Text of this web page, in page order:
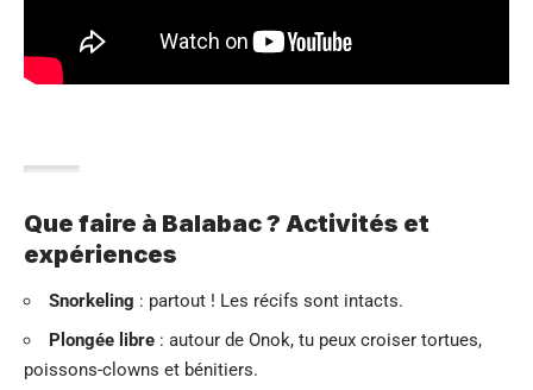
Que faire à Balabac ? Activités et
expériences
Snorkeling : partout ! Les récifs sont intacts.
Plongée libre : autour de Onok, tu peux croiser tortues,
poissons-clowns et bénitiers.